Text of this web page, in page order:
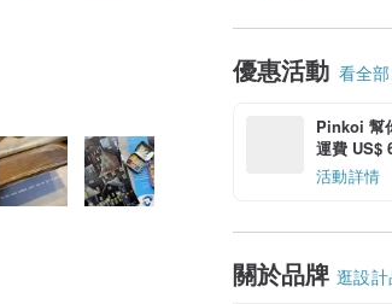
優惠活動 看全
Pinkoi 幫
運費 US$
活動詳情
關於品牌 逛設